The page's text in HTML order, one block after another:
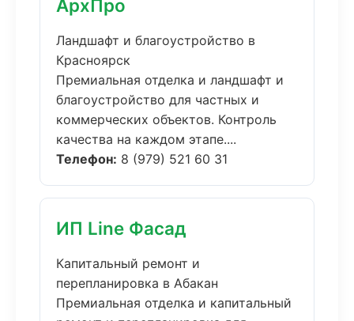
АрхПро
Ландшафт и благоустройство в
Красноярск
Премиальная отделка и ландшафт и
благоустройство для частных и
коммерческих объектов. Контроль
качества на каждом этапе....
Телефон: 8 (979) 521 60 31
ИП Line Фасад
Капитальный ремонт и
перепланировка в Абакан
Премиальная отделка и капитальный